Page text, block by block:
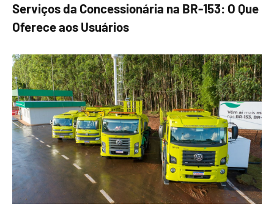
Serviços da Concessionária na BR-153: O Que
Oferece aos Usuários